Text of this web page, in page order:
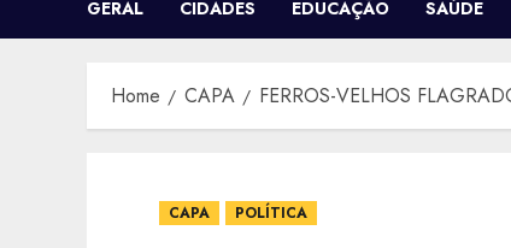
GERAL CIDADES EDUCAÇÃO SAÚDE
Home CAPA FERROS-VELHOS
CAPA POLÍTICA